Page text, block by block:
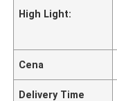
High Light:
Cena
Delivery Time